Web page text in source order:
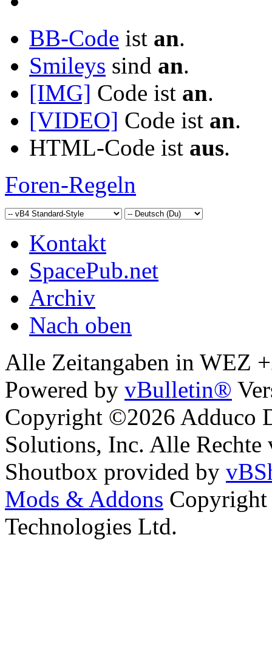
BB-Code ist an.
Smileys sind an.
[IMG] Code ist an.
[VIDEO] Code ist an.
HTML-Code ist aus.
Foren-Regeln
Kontakt
SpacePub.net
Archiv
Nach oben
Alle Zeitangaben in WEZ
Powered by vBulletin®
Copyright ©2026 Adduco
Solutions, Inc. Alle Rechte
Shoutbox provided by
Mods & Addons
Technologies Ltd.